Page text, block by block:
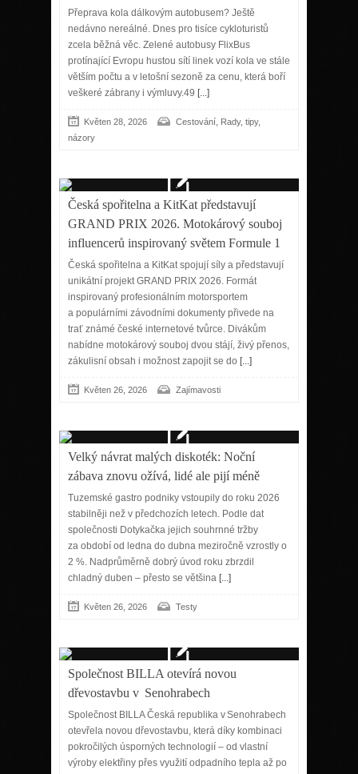
Přeprava kola dálkovým autobusem? Ještě
nedávno nereálné. Dnes pro tisíce cykloturistů
zcela běžná věc. Zelené autobusy FlixBus
protínající Evropu hustou sítí linek vozí kola ve stále
větším počtu a v letošní sezoně za cenu, která boří
veškeré zábrany i výmluvy.49 [...]
Květen 28, 2026 Cestování, Rady, tipy,
názory
Česká spořitelna a KitKat představují
GRAND PRIX 2026. Motokárový souboj
influencerů inspirovaný světem Formule 1
Česká spořitelna a KitKat spojují síly a představují
unikátní projekt GRAND PRIX 2026. Formát
inspirovaný profesionálním motorsportem
a populárními závodními dokumenty přivede na
trať známé české internetové tvůrce. Divákům
nabídne motokárový souboj dvou stájí, živý přenos,
zákulisní obsah i možnost zapojit se do [...]
Květen 26, 2026 Zajímavosti
Velký návrat malých diskoték: Noční
zábava znovu ožívá, lidé ale pijí méně
Tuzemské gastro podniky vstoupily do roku 2026
stabilněji než v předchozích letech. Podle dat
společnosti Dotykačka jejich souhrnné tržby
za období od ledna do dubna meziročně vzrostly o
2 %. Nadprůměrně dobrý úvod roku zbrzdil
chladný duben – přesto se většina [...]
Květen 26, 2026 Testy
Společnost BILLA otevírá novou
dřevostavbu v Senohrabech
Společnost BILLA Česká republika v Senohrabech
otevřela novou dřevostavbu, která díky kombinaci
pokročilých úsporných technologií – od vlastní
výroby elektřiny přes využití odpadního tepla až po